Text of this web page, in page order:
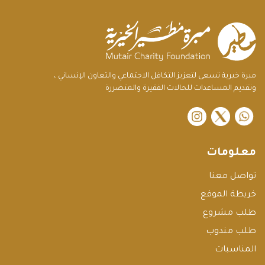
مبرة خيرية تسعى لتعزيز التكافل الاجتماعي والتعاون الإنساني ،
وتقديم المساعدات للحالات الفقيرة والمتضررة
twitter
instagram
معلومات
تواصل معنا
خريطة الموقع
طلب مشروع
طلب مندوب
المناسبات